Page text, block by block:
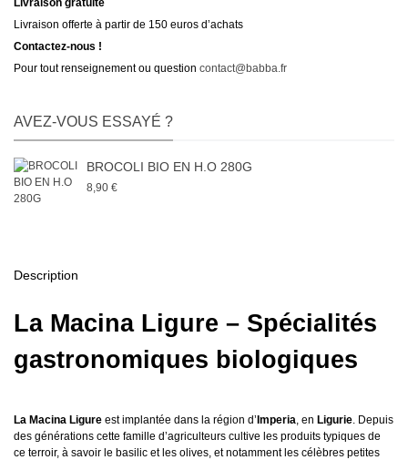
Livraison offerte à partir de 150 euros d’achats
Contactez-nous !
Pour tout renseignement ou question contact@babba.fr
AVEZ-VOUS ESSAYÉ ?
BROCOLI BIO EN H.O 280G
8,90 €
Description
La Macina Ligure – Spécialités
gastronomiques biologiques
La Macina Ligure est implantée dans la région d’Imperia , en Ligurie . Depuis
des générations cette famille d’agriculteurs cultive les produits typiques de
ce terroir, à savoir le basilic et les olives, et notamment les célèbres petites